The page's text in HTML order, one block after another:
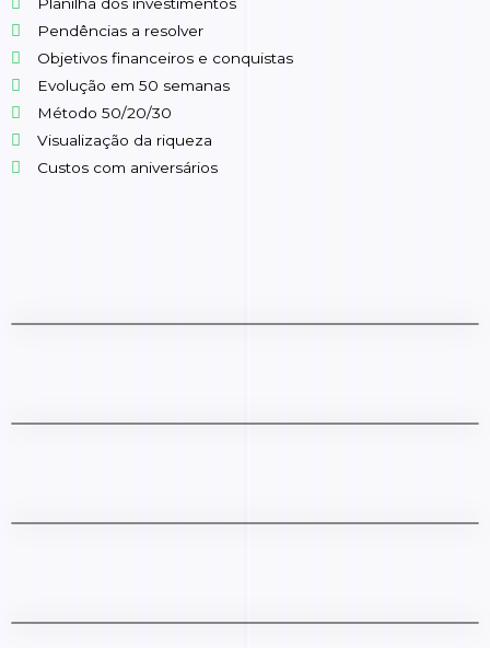
Pendências a resolver
Objetivos financeiros e conquistas
Evolução em 50 semanas
Método 50/20/30
Visualização da riqueza
Custos com aniversários